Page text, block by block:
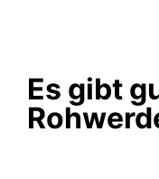
Es gibt